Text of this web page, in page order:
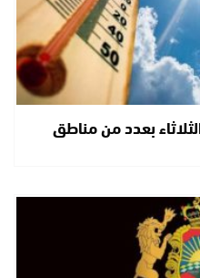
بعدد من مناطق